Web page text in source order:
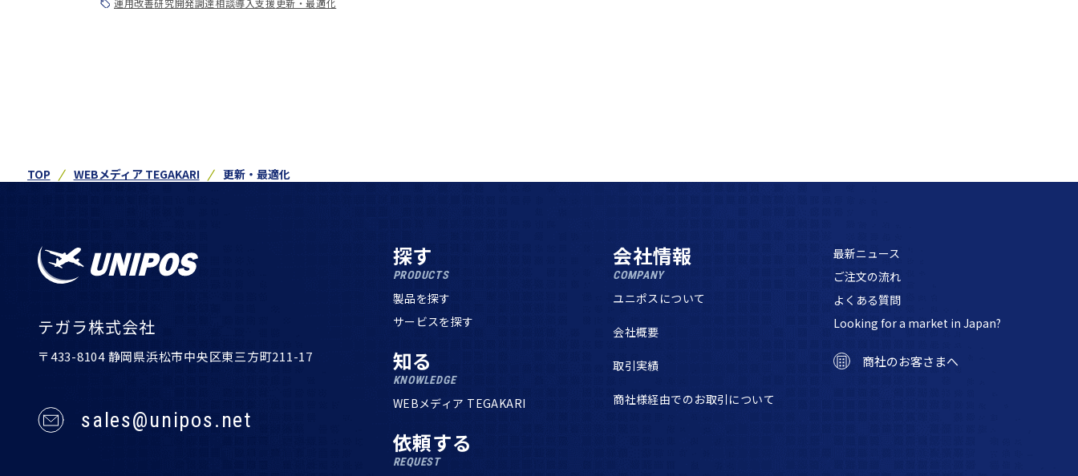
TOP WEBメディア TEGAKARI 更新・最適化
テガラ株式会社
〒433-8104 静岡県浜松市中央区東三方町211-17
sales@unipos.net
探す
PRODUCTS
製品を探す
サービスを探す
知る
KNOWLEDGE
WEBメディア TEGAKARI
依頼する
REQUEST
会社情報
COMPANY
ユニポスについて
会社概要
取引実績
商社様経由でのお取引について
最新ニュース
ご注文の流れ
よくある質問
Looking for a market in Japan?
商社のお客さまへ